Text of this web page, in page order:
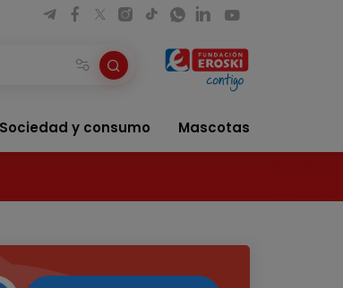
Sociedad y consumo Mascotas